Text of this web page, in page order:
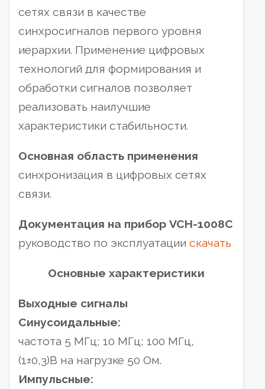
сетях связи в качестве
синхросигналов первого уровня
иерархии. Применение цифровых
технологий для формирования и
обработки сигналов позволяет
реализовать наилучшие
характеристики стабильности.
Основная область применения
синхронизация в цифровых сетях
связи.
Документация на прибор VCH-1008C
руководство по эксплуатации скачать
Основные характеристики
Выходные сигналы
Cинусоидальные:
частота 5 МГц; 10 МГц; 100 МГц,
(1±0,3)В на нагрузке 50 Ом.
Импульсные: